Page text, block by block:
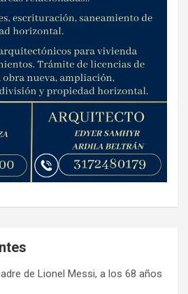
de Lionel Messi, a los 68 años